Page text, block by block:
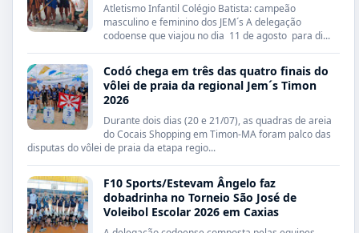
Atletismo Infantil Colégio Batista: campeão
masculino e feminino dos JEM´s A delegação
codoense que viajou no dia 11 de agosto para di...
Codó chega em três das quatro finais do
vôlei de praia da regional Jem´s Timon
2026
Durante dois dias (20 e 21/07), as quadras de areia
do Cocais Shopping em Timon-MA foram palco das
disputas do vôlei de praia da etapa regio...
F10 Sports/Estevam Ângelo faz
dobadrinha no Torneio São José de
Voleibol Escolar 2026 em Caxias